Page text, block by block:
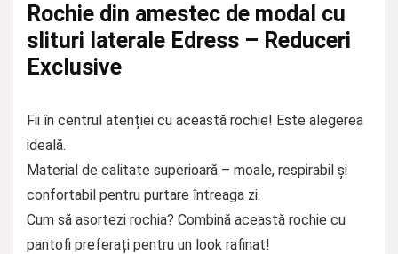
Rochie din amestec de modal cu
slituri laterale Edress – Reduceri
Exclusive
Fii în centrul atenției cu această rochie! Este alegerea
ideală.
Material de calitate superioară – moale, respirabil și
confortabil pentru purtare întreaga zi.
Cum să asortezi rochia? Combină această rochie cu
pantofi preferați pentru un look rafinat!